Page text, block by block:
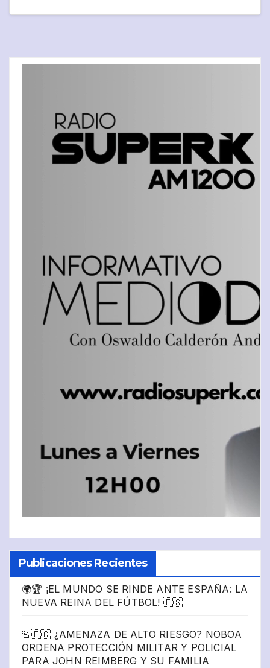
Publicaciones Recientes
🌍🏆 ¡EL MUNDO SE RINDE ANTE ESPAÑA: LA
NUEVA REINA DEL FÚTBOL! 🇪🇸
🚨🇪🇨 ¿AMENAZA DE ALTO RIESGO? NOBOA
ORDENA PROTECCIÓN MILITAR Y POLICIAL
PARA JOHN REIMBERG Y SU FAMILIA